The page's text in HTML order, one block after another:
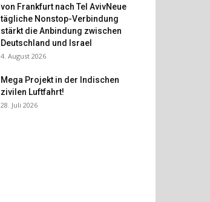
von Frankfurt nach Tel AvivNeue
tägliche Nonstop-Verbindung
stärkt die Anbindung zwischen
Deutschland und Israel
4. August 2026
Mega Projekt in der Indischen
zivilen Luftfahrt!
28. Juli 2026